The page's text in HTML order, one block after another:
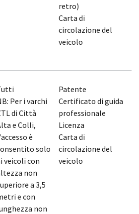
retro)
Carta di
circolazione del
veicolo
Per i varchi
di Città
e Colli,
è
solo
veicoli con
non
a 3,5
e con
non
Patente
Certificato di guida
professionale
Licenza
Carta di
circolazione del
veicolo